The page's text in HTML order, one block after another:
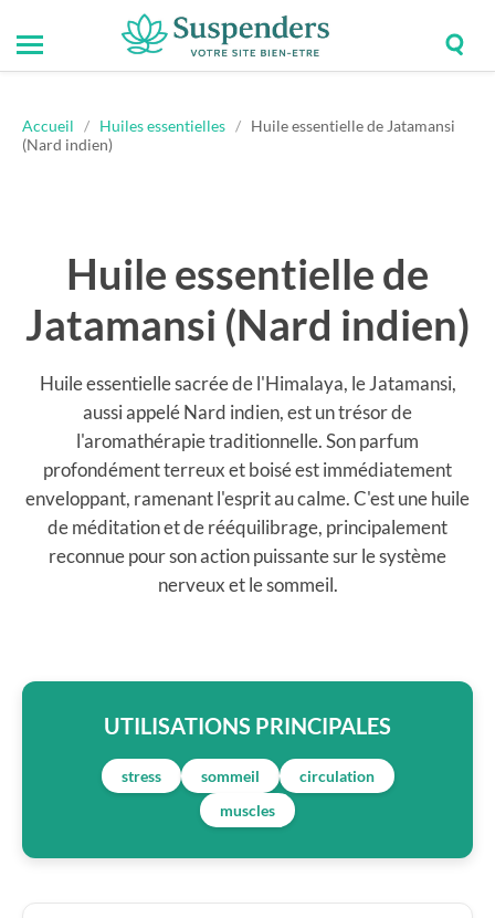
Suspenders
Toggle
mobile
Accueil / Huiles essentielles / Huile essentielle de Jatamansi
(Nard indien)
Huile essentielle de
Jatamansi (Nard indien)
Huile essentielle sacrée de l'Himalaya, le Jatamansi,
aussi appelé Nard indien, est un trésor de
l'aromathérapie traditionnelle. Son parfum
profondément terreux et boisé est immédiatement
enveloppant, ramenant l'esprit au calme. C'est une huile
de méditation et de rééquilibrage, principalement
reconnue pour son action puissante sur le système
nerveux et le sommeil.
UTILISATIONS PRINCIPALES
stress sommeil
circulation
muscles